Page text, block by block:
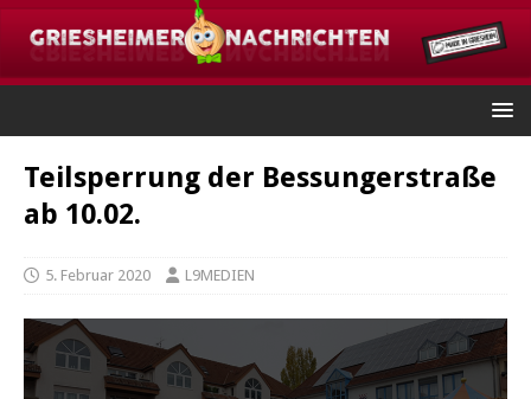
Teilsperrung der Bessungerstraße
ab 10.02.
5. Februar 2020 L9MEDIEN